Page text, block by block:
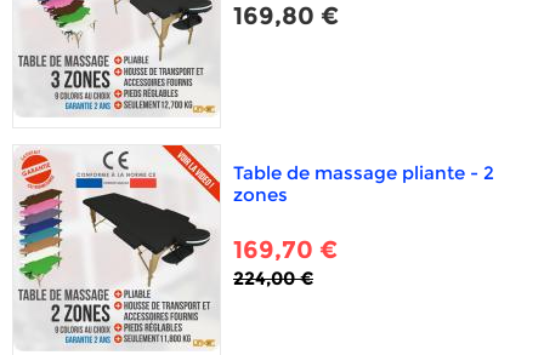
169,80 €
Table de massage pliante - 2
zones
169,70 €
224,00 €